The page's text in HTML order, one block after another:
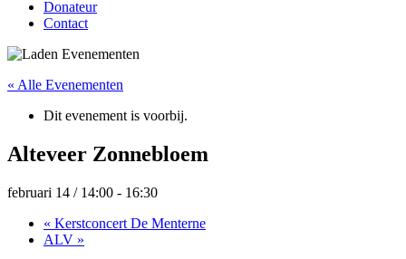
Donateur
Contact
« Alle Evenementen
Dit evenement is voorbij.
Alteveer Zonnebloem
februari 14 / 14:00 - 16:30
« Kerstconcert De Menterne
ALV »